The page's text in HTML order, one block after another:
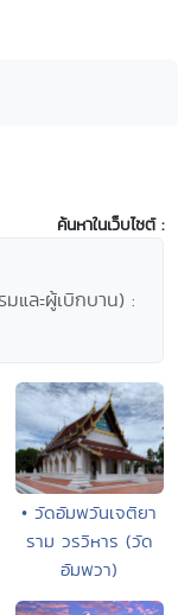
ค้นหาในเว็บไซต์ :
และผู้เบิกบาน) :
• วัดอัมพวันเจติยา
ราม วรวิหาร (วัด
อัมพวา)